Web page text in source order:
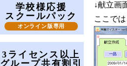
学校様応援
スクールパック
オンライン版専用
3ライセンス以上
グループ共有割引
↓献立画
ここで